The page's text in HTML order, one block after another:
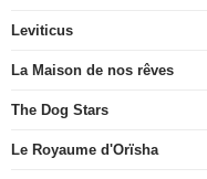
Leviticus
La Maison de nos rêves
The Dog Stars
Le Royaume d'Orïsha